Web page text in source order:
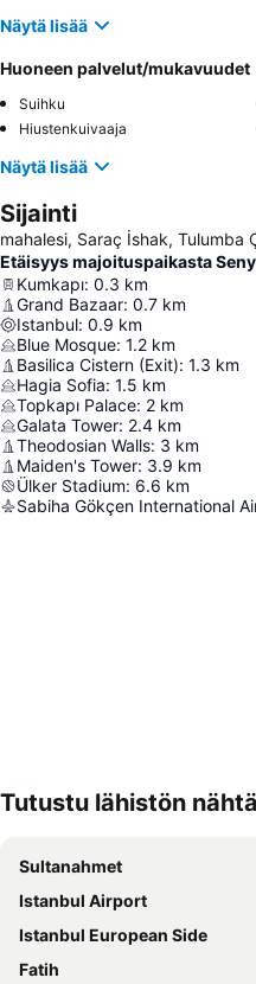
Näytä lisää
Huoneen palvelut/mukavuudet
Suihku
Hiustenkuivaaja
Näytä lisää
Sijainti
mahalesi, Saraç İshak,
Etäisyys majoituspaikasta
Kumkapı: 0.3 km
Grand Bazaar: 0.7 km
Istanbul: 0.9 km
Blue Mosque: 1.2 km
Basilica Cistern (Exit): 1.3 km
Hagia Sofia: 1.5 km
Topkapı Palace: 2 km
Galata Tower: 2.4 km
Theodosian Walls: 3 km
Maiden's Tower: 3.9 km
Ülker Stadium: 6.6 km
Sabiha Gökçen International
Tutustu lähistön
Sultanahmet
Istanbul Airport
Istanbul European Side
Fatih